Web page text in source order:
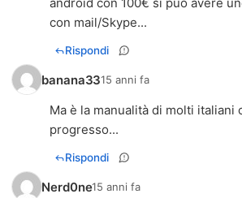
android con 100€ si può avere
con mail/Skype...
Rispondi
banana3315 anni fa
Ma è la manualità di molti italiani
progresso...
Rispondi
Nerd0ne15 anni fa